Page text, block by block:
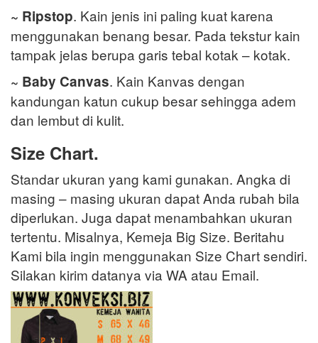
~ Ripstop. Kain jenis ini paling kuat karena
menggunakan benang besar. Pada tekstur kain
tampak jelas berupa garis tebal kotak – kotak.
~ Baby Canvas. Kain Kanvas dengan
kandungan katun cukup besar sehingga adem
dan lembut di kulit.
Size Chart.
Standar ukuran yang kami gunakan. Angka di
masing – masing ukuran dapat Anda rubah bila
diperlukan. Juga dapat menambahkan ukuran
tertentu. Misalnya, Kemeja Big Size. Beritahu
Kami bila ingin menggunakan Size Chart sendiri.
Silakan kirim datanya via WA atau Email.